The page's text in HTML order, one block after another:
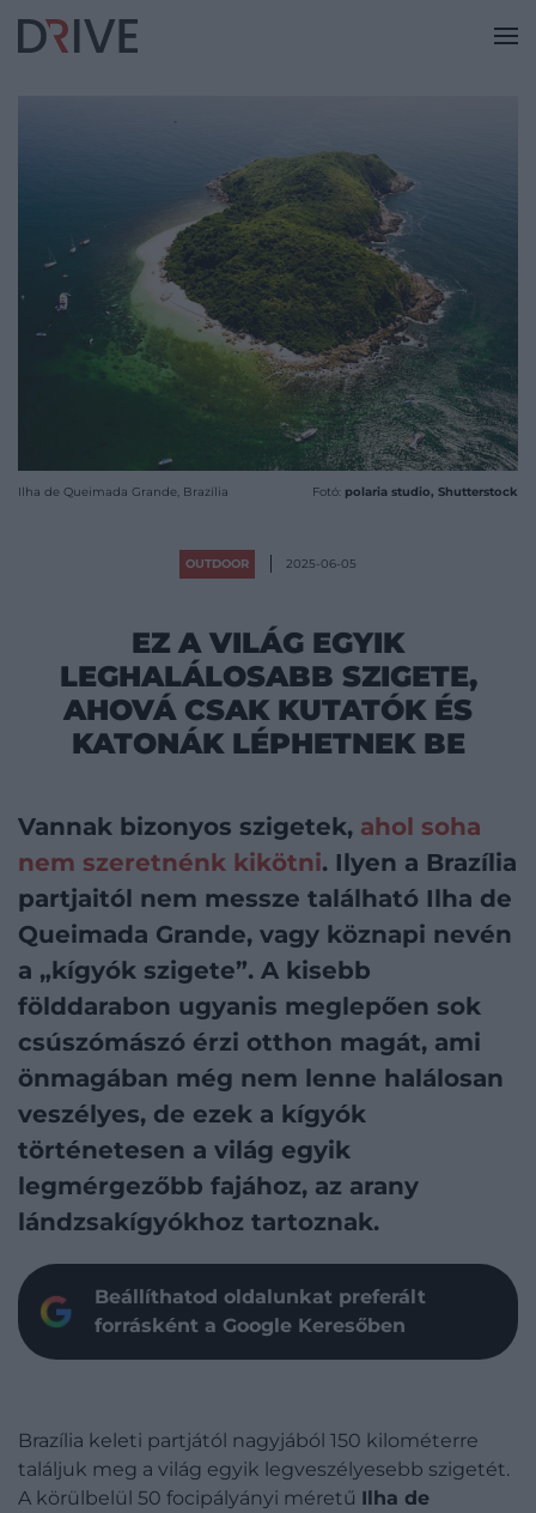
Ilha de Queimada Grande, Brazília Fotó: polaria studio, Shutterstock
OUTDOOR 2025-06-05
EZ A VILÁG EGYIK
LEGHALÁLOSABB SZIGETE,
AHOVÁ CSAK KUTATÓK ÉS
KATONÁK LÉPHETNEK BE
Vannak bizonyos szigetek, ahol soha
nem szeretnénk kikötni. Ilyen a Brazília
partjaitól nem messze található Ilha de
Queimada Grande, vagy köznapi nevén
a „kígyók szigete”. A kisebb
földdarabon ugyanis meglepően sok
csúszómászó érzi otthon magát, ami
önmagában még nem lenne halálosan
veszélyes, de ezek a kígyók
történetesen a világ egyik
legmérgezőbb fajához, az arany
lándzsakígyókhoz tartoznak.
Beállíthatod oldalunkat preferált
forrásként a Google Keresőben
Brazília keleti partjától nagyjából 150 kilométerre
találjuk meg a világ egyik legveszélyesebb szigetét.
A körülbelül 50 focipályányi méretű Ilha de